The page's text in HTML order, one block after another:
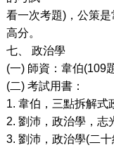
看一次考題)，公策是
高分。
七、
政治學
(一) 師資：韋伯(109
(二) 考試用書：
1. 韋伯，三點拆解式
2. 劉沛，政治學，志
3. 劉沛，政治學(二十